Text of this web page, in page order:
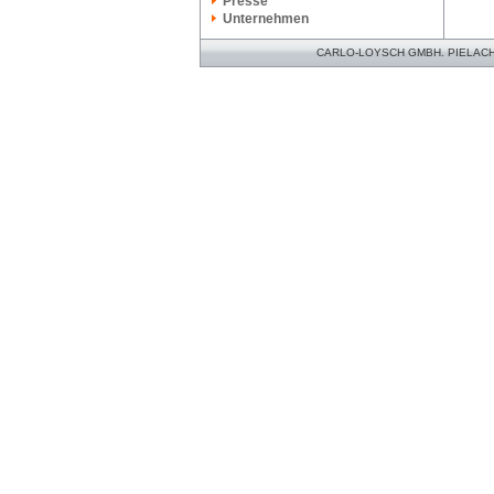
Unternehmen
CARLO-LOYSCH GMBH.